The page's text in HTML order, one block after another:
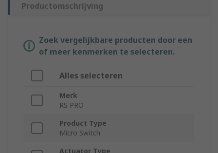
Productomschrijving
Zoek vergelijkbare producten door een
of meer kenmerken te selecteren.
Alles selecteren
Merk
RS PRO
Product Type
Micro Switch
Actuator Type